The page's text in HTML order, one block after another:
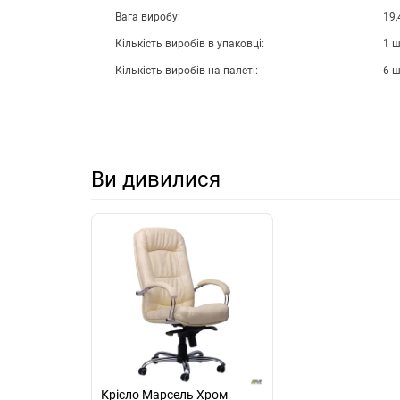
Вага виробу:
Кількість виробів в упаковці: 1
Кількість виробів на палеті: 6
Ви дивилися
Крісло Марсель Хром